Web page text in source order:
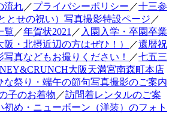
流れ／プライバシーポリシー ／十三参
とせの祝い）写真撮影特設ページ ／
覧 ／年賀状2021 ／ 入園入学・卒園卒業
・北摂近辺の方はぜひ！）
／還暦祝
真などもお撮りください！ ／七五三
大阪天満宮南森町本店
な祭り・端午の節句写真撮影のご案内
子のお着物 ／訪問着レンタルのご案
初め・ニューボーン（洋装）のフォト